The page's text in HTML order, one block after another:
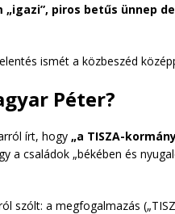
„igazi”, piros betűs ünnep
ismét a közbeszéd
Péter?
írt, hogy „a TISZA-
a családok „békében és
szólt: a megfogalmazás